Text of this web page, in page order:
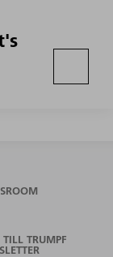
TRUMPF